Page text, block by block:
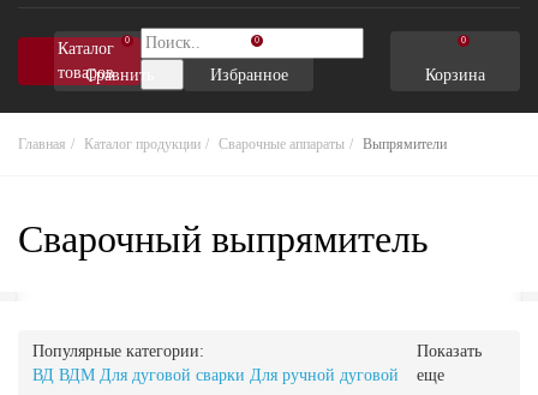
Каталог
товаров
0
Сравнить
0
Избранное
0
Корзина
Главная Каталог продукции Сварочные аппараты Выпрямители
Сварочный выпрямитель
Популярные категории:
ВД ВДМ Для дуговой сварки Для ручной дуговой
Показать
еще